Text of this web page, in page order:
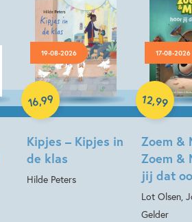
19-08-2026
Kipjes – Kipjes in
de klas
Hilde Peters
16,99
Hardcover
17-08-2026
Zoem &
Zoem &
jij dat
Lot Olsen,
Gelder
12,99
Hardcover